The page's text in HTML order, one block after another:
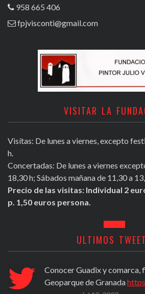
958 665 406
fpjvisconti@gmail.com
VISITAR LA
Visítas: De lunes a viernes, excepto
h.
Concertadas: De lunes a viernes
18,30 h; Sábados mañana de 11,30 a
Precio de las visitas: Individual 2
p. 1,50 euros persona.
ULTIMOS
Conocer Guadix y comarca,
Geoparque de Granada